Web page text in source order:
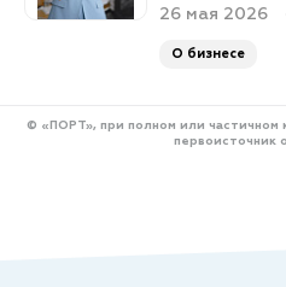
26 мая 2026
О бизнесе
© «ПОРТ», при полном или частичном
первоисточник